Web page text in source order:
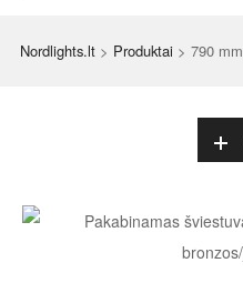
Nordlights.lt > Produktai > 790 mm